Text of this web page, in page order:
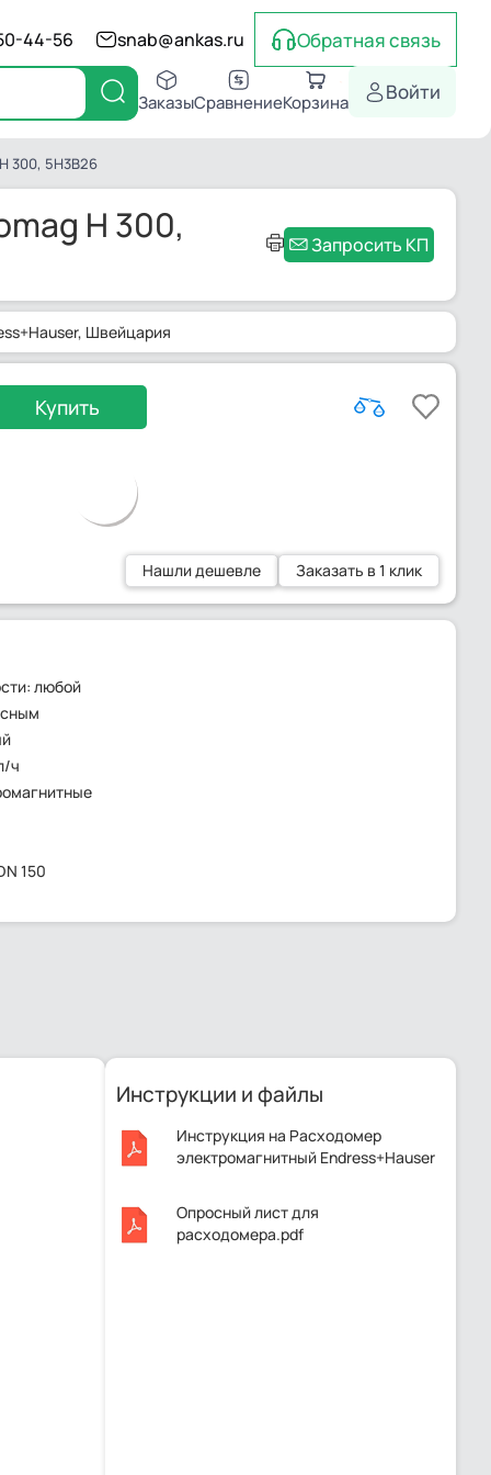
44-56 snab@ankas.ru Обратная связь
ЗаказыСравнениеКорзина Войти
300, 5H3B26
H 300, Запросить КП
, Швейцария
Купить
Нашли дешевле Заказать в 1 клик
любой
ч
150
Инструкции и файлы
Инструкция на Расходомер
электромагнитный Endress+Hauser
Опросный лист для
расходомера.pdf